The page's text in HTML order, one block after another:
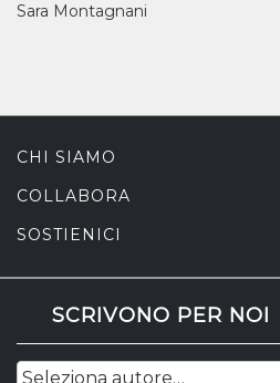
Sara Montagnani
CHI SIAMO
COLLABORA
SOSTIENICI
SCRIVONO PER NOI